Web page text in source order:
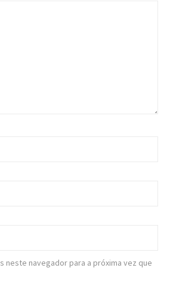
neste navegador para a próxima vez que